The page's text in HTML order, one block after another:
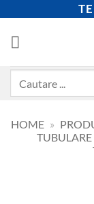
content
HOME »
TUBULARE